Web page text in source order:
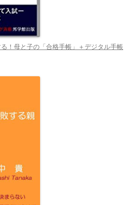
！母と子の「合格手帳」＋デジタル手帳